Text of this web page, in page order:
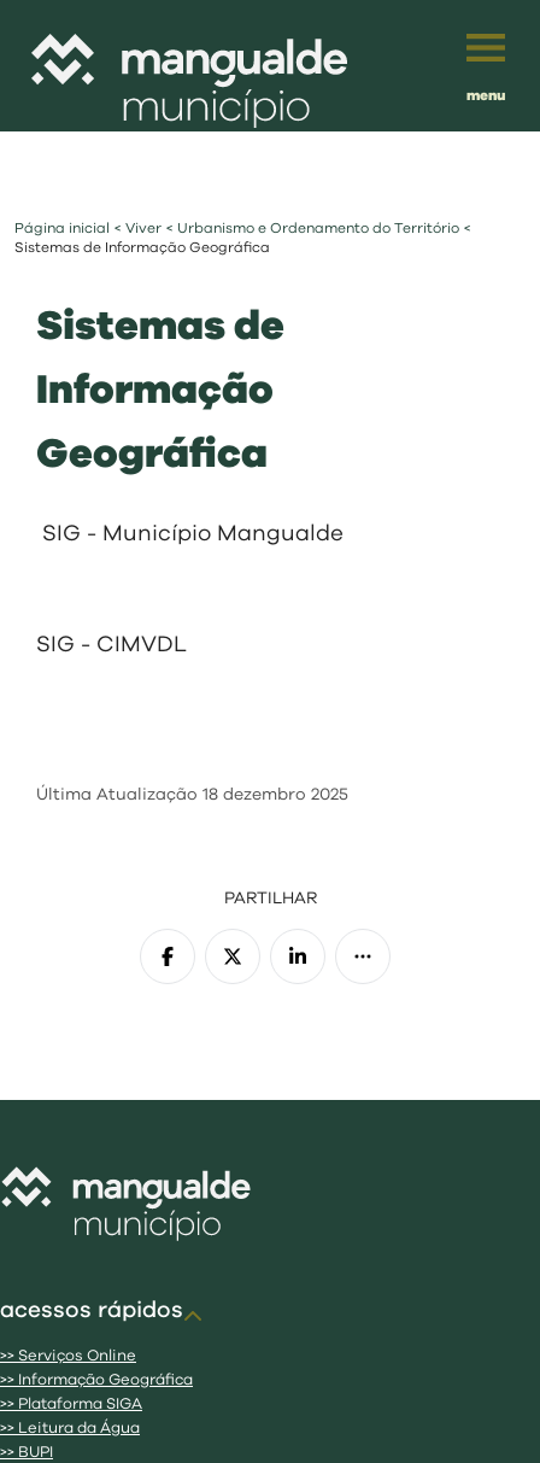
menu
município
viver
investir
balcão digital
visit
Português
Página inicial < Viver < Urbanismo e Ordenamento do Território <
Sistemas de Informação Geográfica
Sistemas de
Informação
Geográfica
SIG - Município Mangualde
SIG - CIMVDL
Última Atualização 18 dezembro 2025
PARTILHAR
acessos rápidos
>> Serviços Online
>> Informação Geográfica
>> Plataforma SIGA
>> Leitura da Água
>> BUPI